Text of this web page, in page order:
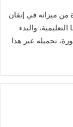
من ميزاته في إتقان
والبدء
تحميله عبر هذا